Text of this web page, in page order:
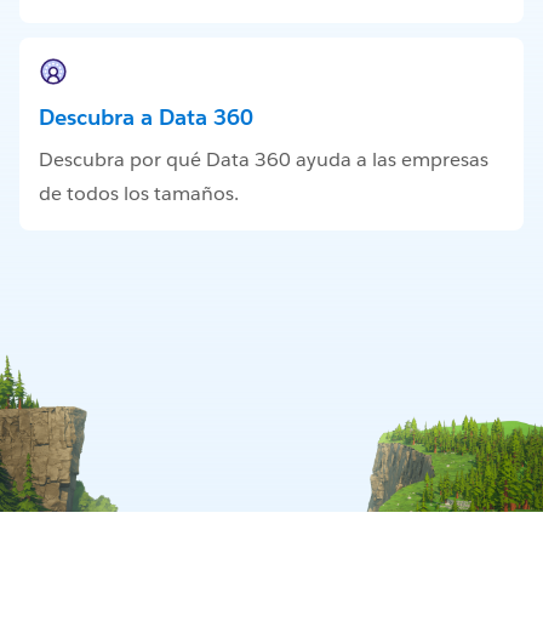
Descubra a Data 360
Descubra por qué Data 360 ayuda a las empresas
de todos los tamaños.